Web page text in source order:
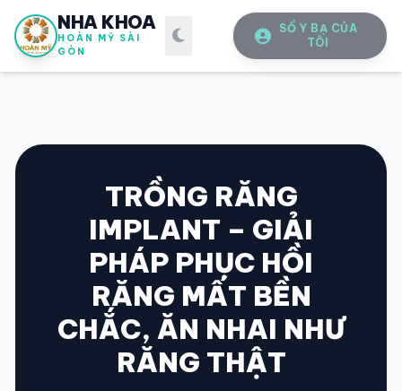
NHA KHOA
HOÀN MỸ SÀI
GÒN
SỔ Y BẠ CỦA
TÔI
SỔ Y BẠĐIỆN TỬ
Vui lòng đăng nhập bằng Số điện thoại đã đăng ký.
TRỒNG RĂNG
IMPLANT – GIẢI
PHÁP PHỤC HỒI
RĂNG MẤT BỀN
CHẮC, ĂN NHAI NHƯ
RĂNG THẬT